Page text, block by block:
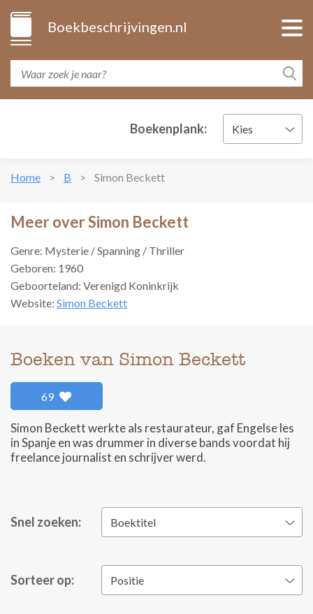
Boekbeschrijvingen.nl
Boekenplank: Kies
Home B Simon Beckett
Meer over Simon Beckett
Genre: Mysterie / Spanning / Thriller
Geboren: 1960
Geboorteland: Verenigd Koninkrijk
Website: Simon Beckett
Boeken van Simon Beckett
69
Simon Beckett werkte als restaurateur, gaf Engelse les
in Spanje en was drummer in diverse bands voordat hij
freelance journalist en schrijver werd.
Snel zoeken: Boektitel
Sorteer op: Positie